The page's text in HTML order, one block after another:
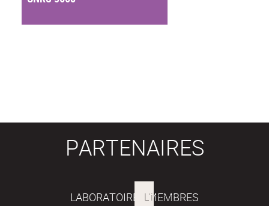
PARTENAIRES
LABORATOIRES MEMBRES